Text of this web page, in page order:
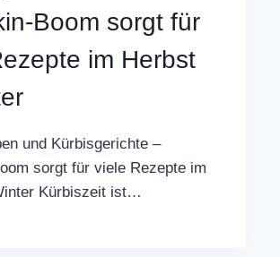
Boom sorgt für
im Herbst
und Kürbisgerichte –
sorgt für viele Rezepte im
Kürbiszeit ist…